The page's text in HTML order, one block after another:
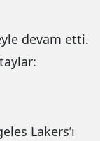
devam etti.
Lakers’ı